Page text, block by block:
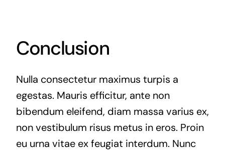
Conclusion
Nulla consectetur maximus turpis a
egestas. Mauris efficitur, ante non
bibendum eleifend, diam massa varius ex,
non vestibulum risus metus in eros. Proin
eu urna vitae ex feugiat interdum. Nunc